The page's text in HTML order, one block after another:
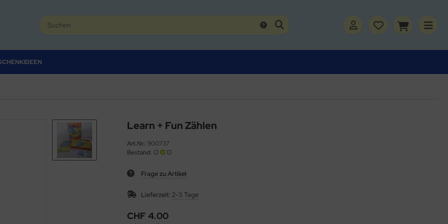
Learn + Fun Zählen
Art.Nr.: 900737
Bestand:
Frage zu Artikel
Lieferzeit: 2-3 Tage
CHF 4.00